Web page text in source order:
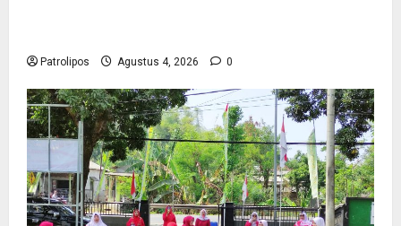
Patrolipos Agustus 4, 2026 0